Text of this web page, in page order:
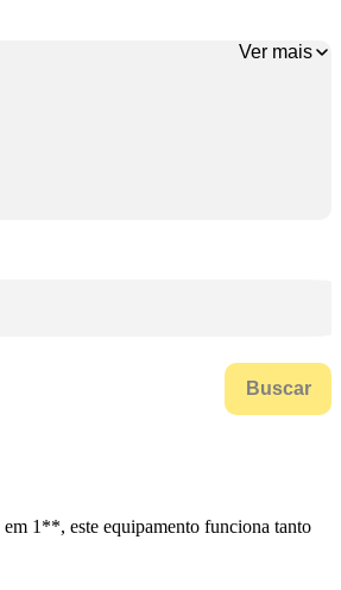
Ver mais
Buscar
1**, este equipamento funciona tanto